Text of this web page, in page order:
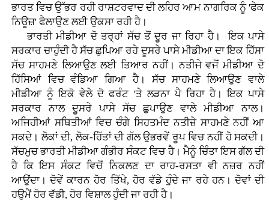
ਭਾਰਤ ਵਿਚ ਉੱਭਰ ਰਹੀ ਰਾਸ਼ਟਰਵਾਦ ਦੀ ਲਹਿਰ ਆਮ ਨਾਗਰਿਕ ਨੂੰ 'ਫੇਕ
ਨਿਊਜ਼' ਫੈਲਾਉਣ ਲਈ ਉਕਸਾ ਰਹੀ ਹੈ।
ਭਾਰਤੀ ਮੀਡੀਆ ਦੋ ਤਰ੍ਹਾਂ ਸੱਚ ਤੋਂ ਦੂਰ ਜਾ ਰਿਹਾ ਹੈ। ਇਕ ਪਾਸੇ
ਸਰਕਾਰ ਚਾਹੁੰਦੀ ਹੈ ਸੱਚ ਛੁਪਿਆ ਰਹੇ ਦੂਸਰੇ ਪਾਸੇ ਮੀਡੀਆ ਦਾ ਇਕ ਹਿੱਸਾ
ਸੱਚ ਸਾਹਮਣੇ ਲਿਆਉਣ ਲਈ ਤਿਆਰ ਨਹੀਂ। ਨਤੀਜੇ ਵਜੋਂ ਮੀਡੀਆ ਦੋ
ਹਿੱਸਿਆਂ ਵਿਚ ਵੰਡਿਆ ਗਿਆ ਹੈ। ਸੱਚ ਸਾਹਮਣੇ ਲਿਆਉਣ ਵਾਲੇ
ਮੀਡੀਆ ਨੂੰ ਇਕੋ ਵੇਲੇ ਦੋ ਫਰੰਟ 'ਤੇ ਲੜਨਾ ਪੈ ਰਿਹਾ ਹੈ। ਇਕ ਪਾਸੇ
ਸਰਕਾਰ ਨਾਲ ਦੂਸਰੇ ਪਾਸੇ ਸੱਚ ਛੁਪਾਉਣ ਵਾਲੇ ਮੀਡੀਆ ਨਾਲ।
ਅਜਿਹੀਆਂ ਸਥਿਤੀਆਂ ਵਿਚ ਚੰਗੇ ਸਿਹਤਮੰਦ ਨਤੀਜ਼ੇ ਸਾਹਮਣੇ ਨਹੀਂ ਆ
ਸਕਦੇ। ਲੋਕਾਂ ਦੀ, ਲੋਕ-ਹਿੱਤਾਂ ਦੀ ਗੱਲ ਉਭਰਵੇਂ ਰੂਪ ਵਿਚ ਨਹੀਂ ਹੋ ਸਕਦੀ।
ਸੱਚਮੁਚ ਭਾਰਤੀ ਮੀਡੀਆ ਗੰਭੀਰ ਸੰਕਟ ਵਿਚ ਹੈ। ਮੈਨੂੰ ਚਿੰਤਾ ਇਸ ਗੱਲ ਦੀ
ਹੈ ਕਿ ਇਸ ਸੰਕਟ ਵਿਚੋਂ ਨਿਕਲਣ ਦਾ ਰਾਹ-ਰਸਤਾ ਵੀ ਨਜ਼ਰ ਨਹੀਂ
ਆਉਂਦਾ। ਦੋਵੇਂ ਕਾਰਨ ਹੋਰ ਤਿੱਖੇ, ਹੋਰ ਵੱਡੇ ਹੁੰਦੇ ਜਾ ਰਹੇ ਹਨ। ਦੋਵਾਂ ਦੀ
ਹਉਮੈਂ ਹੋਰ ਵੱਡੀ, ਹੋਰ ਵਿਸ਼ਾਲ ਹੁੰਦੀ ਜਾ ਰਹੀ ਹੈ।